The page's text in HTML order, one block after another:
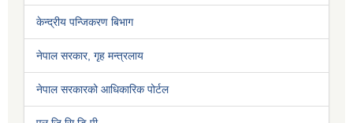
केन्द्रीय पन्जिकरण बिभाग
नेपाल सरकार, गृह मन्त्रलाय
नेपाल सरकारको आधिकारिक पोर्टल